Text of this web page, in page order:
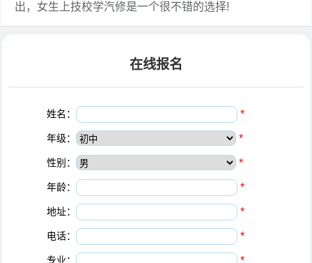
出，女生上技校学汽修是一个很不错的选择!
在线报名
姓名： *
年级： *
性别： *
年龄： *
地址： *
电话： *
专业： *